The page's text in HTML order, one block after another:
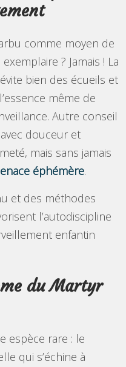
comme moyen de
? Jamais ! La
bien des écueils et
même de
Autre conseil
avec douceur et
mais sans jamais
éphémère.
et des méthodes
l’autodiscipline
enfantin
du Martyr
espèce rare : le
qui s’échine à